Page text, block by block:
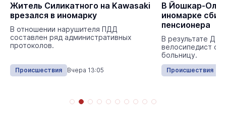
Житель Силикатного на Kawasaki
врезался в иномарку
В отношении нарушителя ПДД
составлен ряд административных
протоколов.
Происшествия Вчера 13:05
В Йошкар-Оле
иномарке
пенсионера
В результате
велосипедист с
больницу.
Происшествия